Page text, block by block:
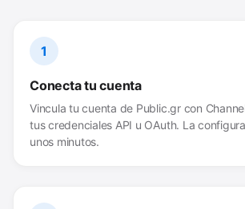
1
Conecta tu cuenta
Vincula tu cuenta de Public.gr con
tus credenciales API u OAuth. La
unos minutos.